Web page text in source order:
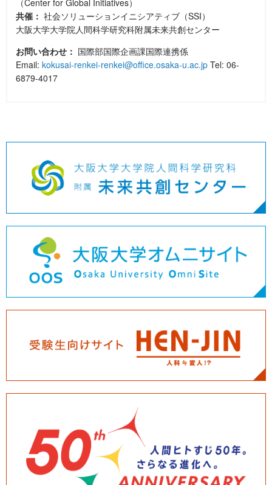
（Center for Global Initiatives）
共催： 社会ソリューションイニシアティブ（SSI）
大阪大学大学院人間科学研究科附属未来共創センター
お問い合わせ： 国際部国際企画課国際連携係
Email: kokusai-renkei-renkei@office.osaka-u.ac.jp Tel: 06-
6879-4017